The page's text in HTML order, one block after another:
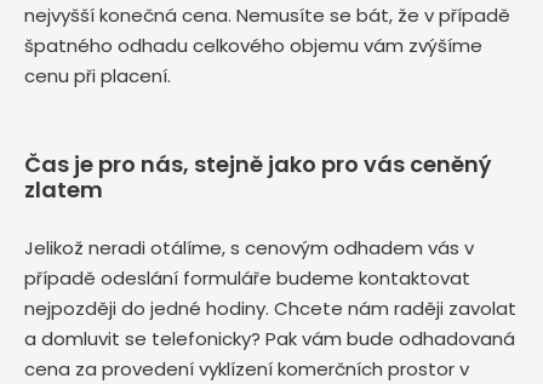
nejvyšší konečná cena. Nemusíte se bát, že v případě
špatného odhadu celkového objemu vám zvýšíme
cenu při placení.
Čas je pro nás, stejně jako pro vás ceněný
zlatem
Jelikož neradi otálíme, s cenovým odhadem vás v
případě odeslání formuláře budeme kontaktovat
nejpozději do jedné hodiny. Chcete nám raději zavolat
a domluvit se telefonicky? Pak vám bude odhadovaná
cena za provedení vyklízení komerčních prostor v